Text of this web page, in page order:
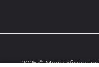
2026 ©